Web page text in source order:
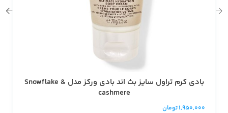
بادی کرم تراول سایز بث اند بادی ورکز مدل Snowflake &
cashmere
1,950,000تومان